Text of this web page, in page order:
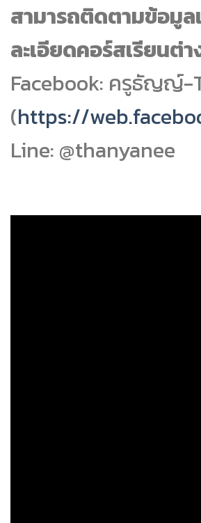
สามารถติดตามข้อมูล
ละเอียดคอร์สเรียนต่า
Facebook: ครูธัญญ์-
(https://
Line: @thanyanee